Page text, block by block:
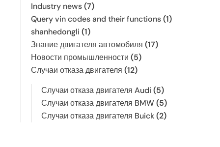
Industry news(7)
Query vin codes and their functions(1)
shanhedongli (1)
Знание двигателя автомобиля (17)
Новости промышленности (5)
Случаи отказа двигателя (12)
Случаи отказа двигателя Audi (5)
Случаи отказа двигателя BMW(5)
Случаи отказа двигателя Buick(2)